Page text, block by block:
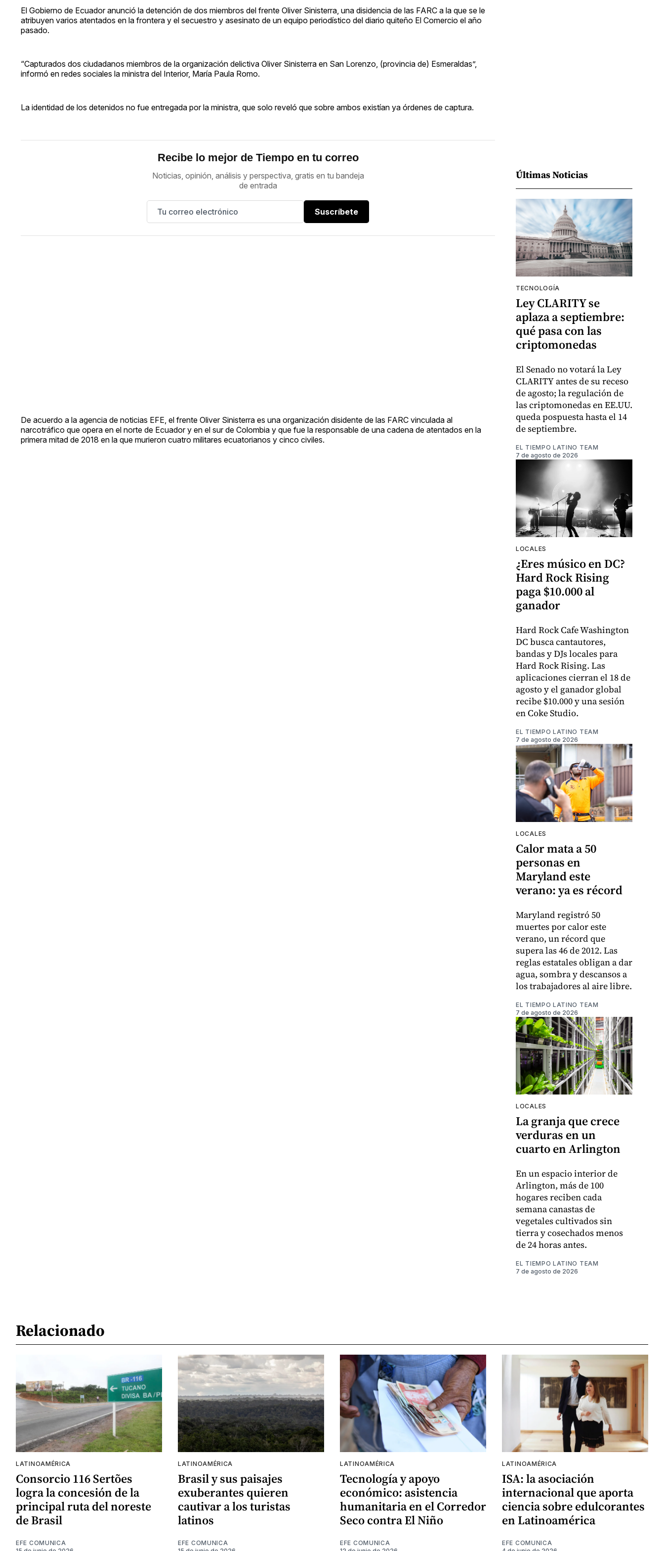
El Gobierno de Ecuador anunció la detención de dos miembros del frente Oliver Sinisterra, una disidencia de las FARC a la que se le
atribuyen varios atentados en la frontera y el secuestro y asesinato de un equipo periodístico del diario quiteño El Comercio el año
pasado.
“Capturados dos ciudadanos miembros de la organización delictiva Oliver Sinisterra en San Lorenzo, (provincia de) Esmeraldas”,
informó en redes sociales la ministra del Interior, María Paula Romo.
La identidad de los detenidos no fue entregada por la ministra, que solo reveló que sobre ambos existían ya órdenes de captura.
Recibe lo mejor de Tiempo en tu correo
Noticias, opinión, análisis y perspectiva, gratis en tu bandeja
de entrada
Suscríbete
De acuerdo a la agencia de noticias EFE, el frente Oliver Sinisterra es una organización disidente de las FARC vinculada al
narcotráfico que opera en el norte de Ecuador y en el sur de Colombia y que fue la responsable de una cadena de atentados en la
primera mitad de 2018 en la que murieron cuatro militares ecuatorianos y cinco civiles.
Últimas Noticias
TECNOLOGÍA
Ley CLARITY se
aplaza a septiembre:
qué pasa con las
criptomonedas
El Senado no votará la Ley
CLARITY antes de su receso
de agosto; la regulación de
las criptomonedas en EE.UU.
queda pospuesta hasta el 14
de septiembre.
EL TIEMPO LATINO TEAM
7 de agosto de 2026
LOCALES
¿Eres músico en DC?
Hard Rock Rising
paga $10.000 al
ganador
Hard Rock Cafe Washington
DC busca cantautores,
bandas y DJs locales para
Hard Rock Rising. Las
aplicaciones cierran el 18 de
agosto y el ganador global
recibe $10.000 y una sesión
en Coke Studio.
EL TIEMPO LATINO TEAM
7 de agosto de 2026
LOCALES
Calor mata a 50
personas en
Maryland este
verano: ya es récord
Maryland registró 50
muertes por calor este
verano, un récord que
supera las 46 de 2012. Las
reglas estatales obligan a dar
agua, sombra y descansos a
los trabajadores al aire libre.
EL TIEMPO LATINO TEAM
7 de agosto de 2026
LOCALES
La granja que crece
verduras en un
cuarto en Arlington
En un espacio interior de
Arlington, más de 100
hogares reciben cada
semana canastas de
vegetales cultivados sin
tierra y cosechados menos
de 24 horas antes.
EL TIEMPO LATINO TEAM
7 de agosto de 2026
Relacionado
LATINOAMÉRICA
Consorcio 116 Sertões
logra la concesión de la
principal ruta del noreste
de Brasil
EFE COMUNICA
LATINOAMÉRICA
Brasil y sus paisajes
exuberantes quieren
cautivar a los turistas
latinos
EFE COMUNICA
LATINOAMÉRICA
Tecnología y apoyo
económico: asistencia
humanitaria en el Corredor
Seco contra El Niño
EFE COMUNICA
LATINOAMÉRICA
ISA: la asociación
internacional que aporta
ciencia sobre edulcorantes
en Latinoamérica
EFE COMUNICA